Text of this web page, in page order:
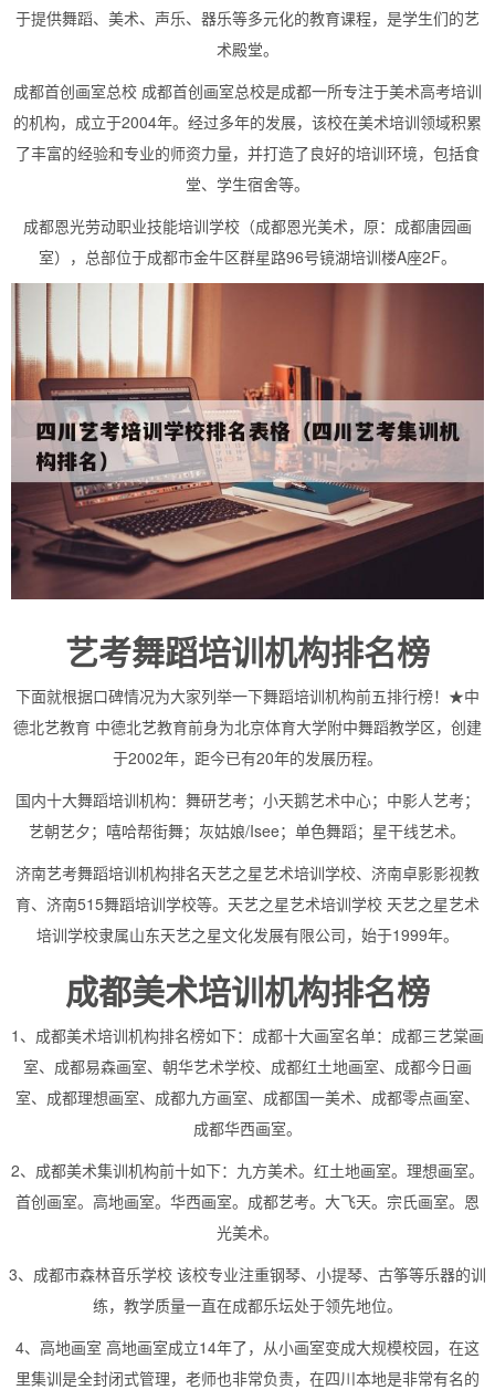
于提供舞蹈、美术、声乐、器乐等多元化的教育课程，是学生们的艺
术殿堂。
成都首创画室总校 成都首创画室总校是成都一所专注于美术高考培训
的机构，成立于2004年。经过多年的发展，该校在美术培训领域积累
了丰富的经验和专业的师资力量，并打造了良好的培训环境，包括食
堂、学生宿舍等。
成都恩光劳动职业技能培训学校（成都恩光美术，原：成都唐园画
室），总部位于成都市金牛区群星路96号镜湖培训楼A座2F。
艺考舞蹈培训机构排名榜
下面就根据口碑情况为大家列举一下舞蹈培训机构前五排行榜！★中
德北艺教育 中德北艺教育前身为北京体育大学附中舞蹈教学区，创建
于2002年，距今已有20年的发展历程。
国内十大舞蹈培训机构：舞研艺考；小天鹅艺术中心；中影人艺考；
艺朝艺夕；嘻哈帮街舞；灰姑娘/Isee；单色舞蹈；星干线艺术。
济南艺考舞蹈培训机构排名天艺之星艺术培训学校、济南卓影影视教
育、济南515舞蹈培训学校等。天艺之星艺术培训学校 天艺之星艺术
培训学校隶属山东天艺之星文化发展有限公司，始于1999年。
成都美术培训机构排名榜
1、成都美术培训机构排名榜如下：成都十大画室名单：成都三艺棠画
室、成都易森画室、朝华艺术学校、成都红土地画室、成都今日画
室、成都理想画室、成都九方画室、成都国一美术、成都零点画室、
成都华西画室。
2、成都美术集训机构前十如下：九方美术。红土地画室。理想画室。
首创画室。高地画室。华西画室。成都艺考。大飞天。宗氏画室。恩
光美术。
3、成都市森林音乐学校 该校专业注重钢琴、小提琴、古筝等乐器的训
练，教学质量一直在成都乐坛处于领先地位。
4、高地画室 高地画室成立14年了，从小画室变成大规模校园，在这
里集训是全封闭式管理，老师也非常负责，在四川本地是非常有名的